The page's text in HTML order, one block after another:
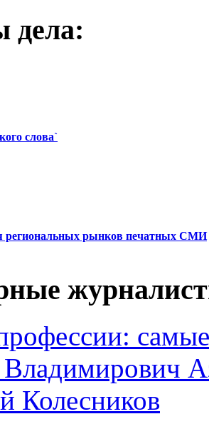
дела:
слова`
региональных рынков печатных СМИ
Колесников